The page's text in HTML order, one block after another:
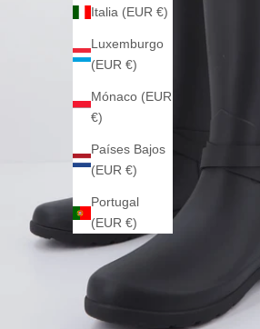
Italia (EUR €)
Luxemburgo
(EUR €)
Mónaco (EUR
€)
Países Bajos
(EUR €)
Portugal
(EUR €)